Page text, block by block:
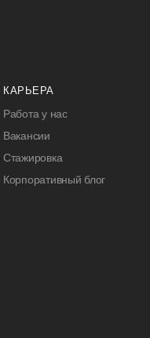
КАРЬЕРА
Работа у нас
Вакансии
Стажировка
Корпоративный блог